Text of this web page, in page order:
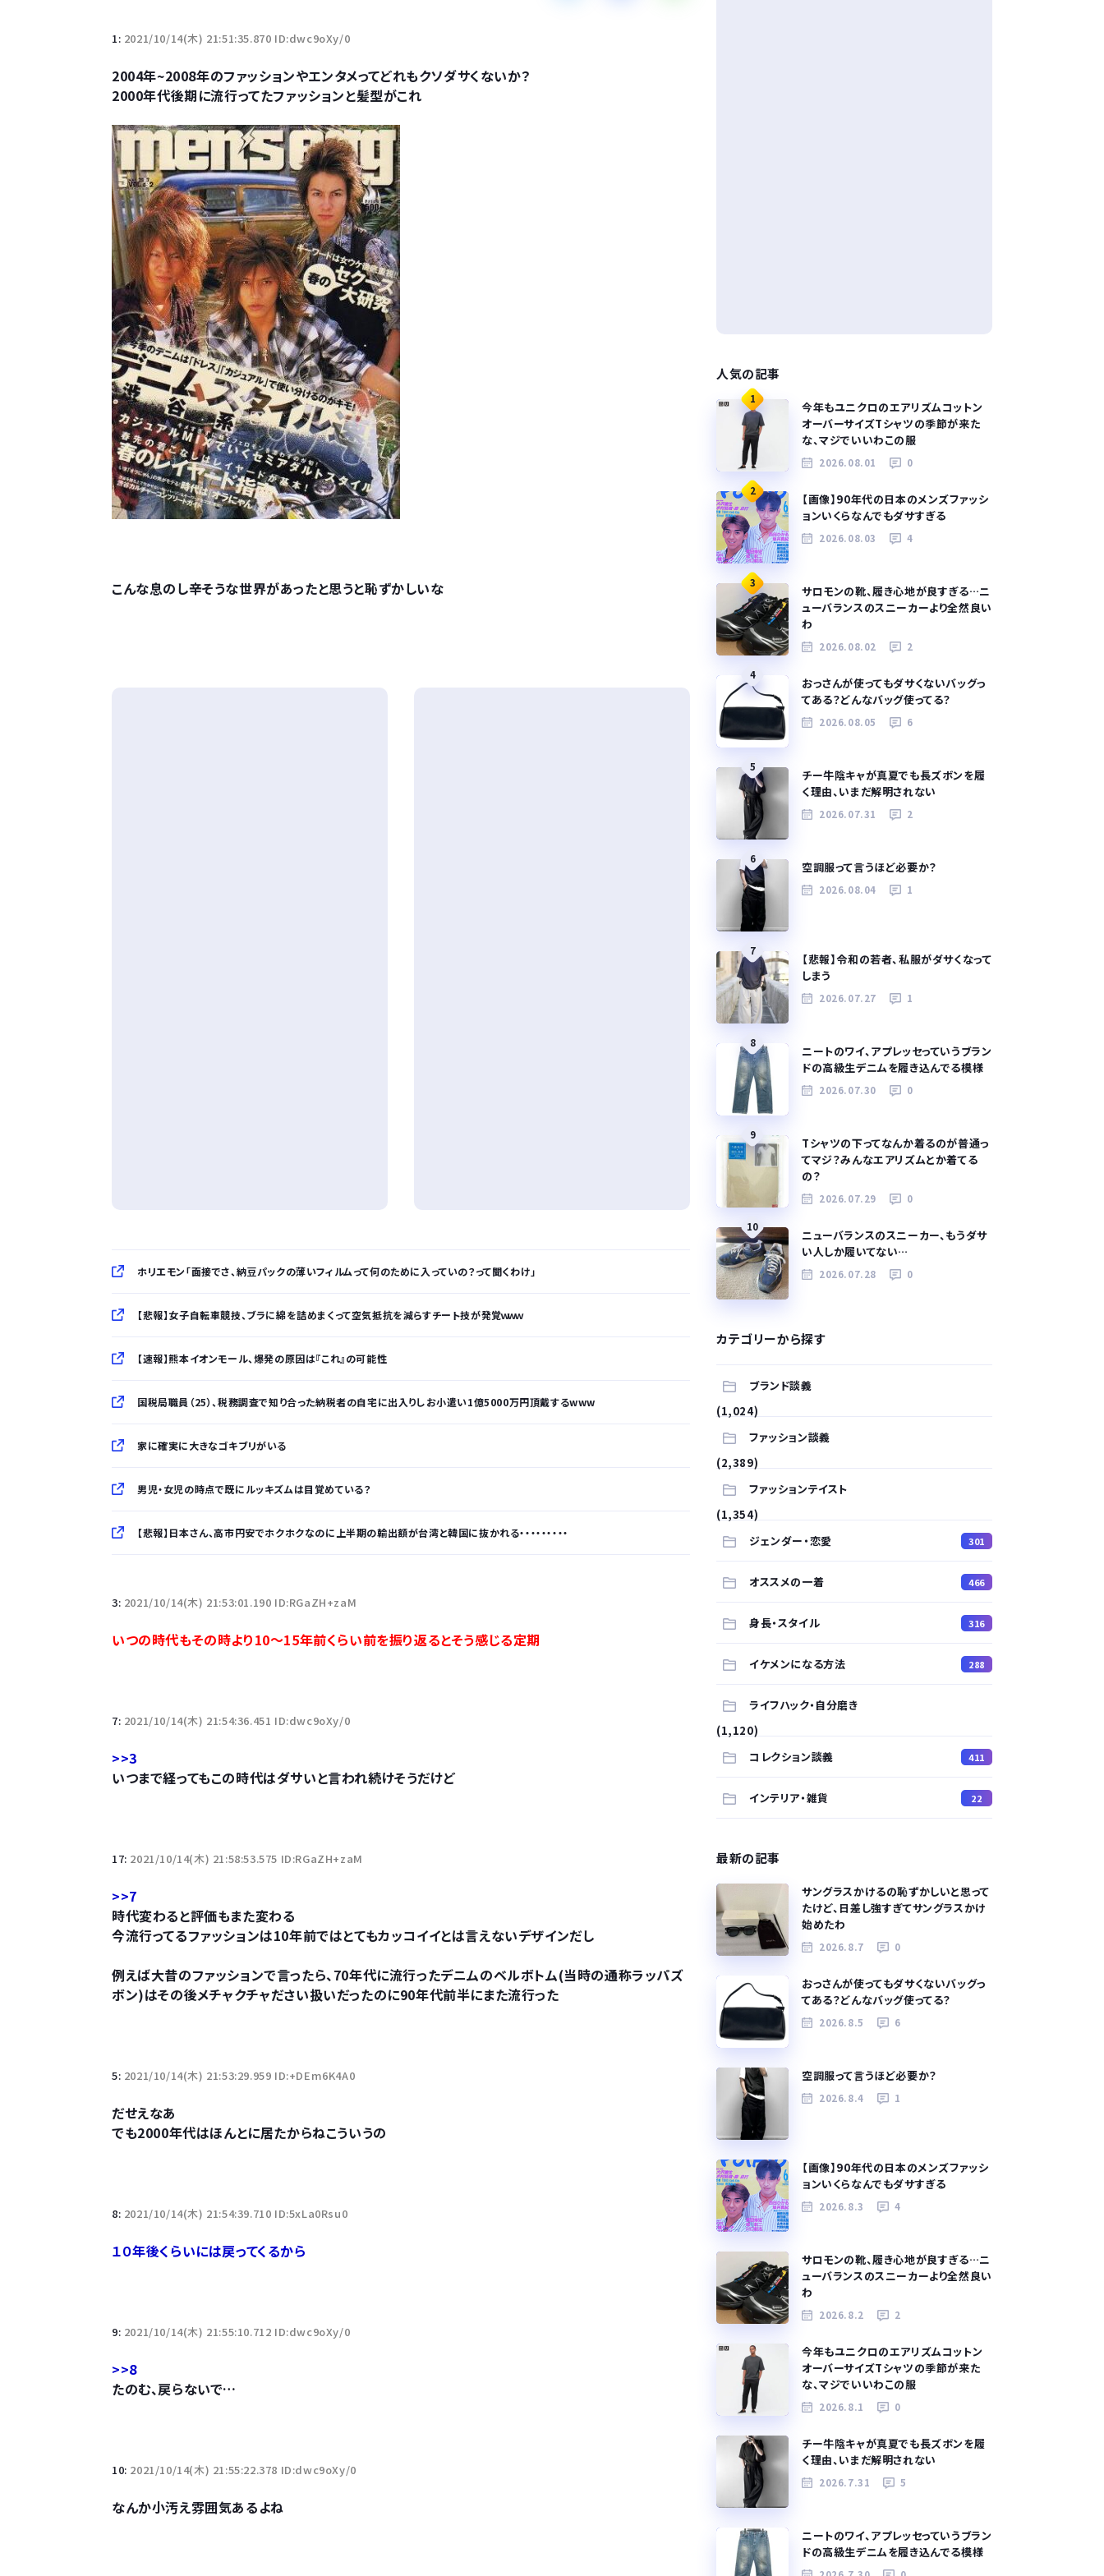
1: 2021/10/14(木) 21:51:35.870 ID:dwc9oXy/0
2004年~2008年のファッションやエンタメってどれもクソダサくないか？
2000年代後期に流行ってたファッションと髪型がこれ
こんな息のし辛そうな世界があったと思うと恥ずかしいな
ホリエモン「面接でさ、納豆パックの薄いフィルムって何のために入っていの？って聞くわけ」
【悲報】女子自転車競技、ブラに綿を詰めまくって空気抵抗を減らすチート技が発覚ｗｗｗ
【速報】熊本イオンモール、爆発の原因は『これ』の可能性
国税局職員（25）、税務調査で知り合った納税者の自宅に出入りしお小遣い1億5000万円頂戴するwww
家に確実に大きなゴキブリがいる
男児・女児の時点で既にルッキズムは目覚めている？
【悲報】日本さん、高市円安でホクホクなのに上半期の輸出額が台湾と韓国に抜かれる・・・・・・・・・
3: 2021/10/14(木) 21:53:01.190 ID:RGaZH+zaM
いつの時代もその時より10～15年前くらい前を振り返るとそう感じる定期
7: 2021/10/14(木) 21:54:36.451 ID:dwc9oXy/0
>>3
いつまで経ってもこの時代はダサいと言われ続けそうだけど
17: 2021/10/14(木) 21:58:53.575 ID:RGaZH+zaM
>>7
時代変わると評価もまた変わる
今流行ってるファッションは10年前ではとてもカッコイイとは言えないデザインだし
例えば大昔のファッションで言ったら、70年代に流行ったデニムのベルボトム(当時の通称ラッパズ
ボン)はその後メチャクチャださい扱いだったのに90年代前半にまた流行った
5: 2021/10/14(木) 21:53:29.959 ID:+DEm6K4A0
だせえなあ
でも2000年代はほんとに居たからねこういうの
8: 2021/10/14(木) 21:54:39.710 ID:5xLa0Rsu0
１０年後くらいには戻ってくるから
9: 2021/10/14(木) 21:55:10.712 ID:dwc9oXy/0
>>8
たのむ、戻らないで…
10: 2021/10/14(木) 21:55:22.378 ID:dwc9oXy/0
なんか小汚え雰囲気あるよね
人気の記事
1
今年もユニクロのエアリズムコットン
オーバーサイズTシャツの季節が来た
な、マジでいいわこの服
2026.08.01 0
2
【画像】90年代の日本のメンズファッシ
ョンいくらなんでもダサすぎる
2026.08.03 4
3
サロモンの靴、履き心地が良すぎる…ニ
ューバランスのスニーカーより全然良い
わ
2026.08.02 2
4
おっさんが使ってもダサくないバッグっ
てある？どんなバッグ使ってる？
2026.08.05 6
5
チー牛陰キャが真夏でも長ズボンを履
く理由、いまだ解明されない
2026.07.31 2
6
空調服って言うほど必要か？
2026.08.04 1
7
【悲報】令和の若者、私服がダサくなって
しまう
2026.07.27 1
8
ニートのワイ、アプレッセっていうブラン
ドの高級生デニムを履き込んでる模様
2026.07.30 0
9
Tシャツの下ってなんか着るのが普通っ
てマジ？みんなエアリズムとか着てる
の？
2026.07.29 0
10
ニューバランスのスニーカー、もうダサ
い人しか履いてない…
2026.07.28 0
カテゴリーから探す
ブランド談義
(1,024)
ファッション談義
(2,389)
ファッションテイスト
(1,354)
ジェンダー・恋愛
301
オススメの一着 466
身長・スタイル 316
イケメンになる方法 288
ライフハック・自分磨き
(1,120)
コレクション談義
411
インテリア・雑貨 22
最新の記事
サングラスかけるの恥ずかしいと思って
たけど、日差し強すぎてサングラスかけ
始めたわ
2026.8.7 0
おっさんが使ってもダサくないバッグっ
てある？どんなバッグ使ってる？
2026.8.5 6
空調服って言うほど必要か？
2026.8.4 1
【画像】90年代の日本のメンズファッシ
ョンいくらなんでもダサすぎる
2026.8.3 4
サロモンの靴、履き心地が良すぎる…ニ
ューバランスのスニーカーより全然良い
わ
2026.8.2 2
今年もユニクロのエアリズムコットン
オーバーサイズTシャツの季節が来た
な、マジでいいわこの服
2026.8.1 0
チー牛陰キャが真夏でも長ズボンを履
く理由、いまだ解明されない
2026.7.31 5
ニートのワイ、アプレッセっていうブラン
ドの高級生デニムを履き込んでる模様